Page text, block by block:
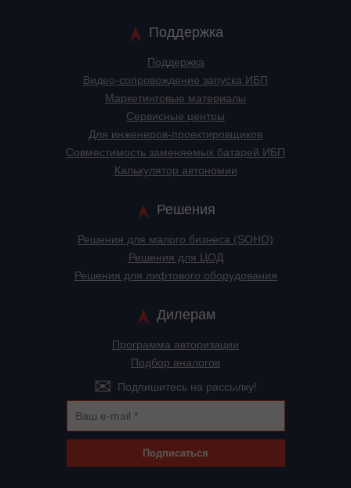
Поддержка
Поддержка
Видео-сопровождение запуска ИБП
Маркетинговые материалы
Сервисные центры
Для инженеров-проектировщиков
Cовместимость заменяемых батарей ИБП
Калькулятор автономии
Решения
Решения для малого бизнеса (SOHO)
Решения для ЦОД
Решения для лифтового оборудования
Дилерам
Программа авторизации
Подбор аналогов
Подпишитесь на рассылку!
Подписаться